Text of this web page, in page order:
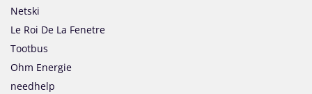
Netski
Le Roi De La Fenetre
Tootbus
Ohm Energie
needhelp